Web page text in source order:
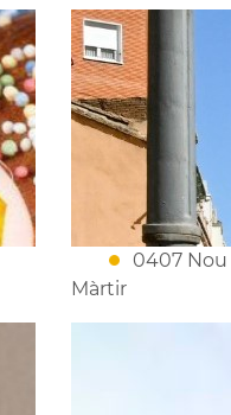
0407 Nou
Màrtir